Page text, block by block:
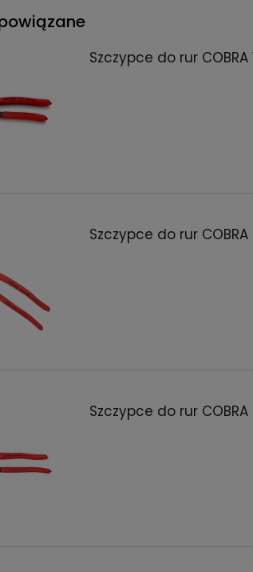
Szczypce do rur
Szczypce do rur
Szczypce do rur